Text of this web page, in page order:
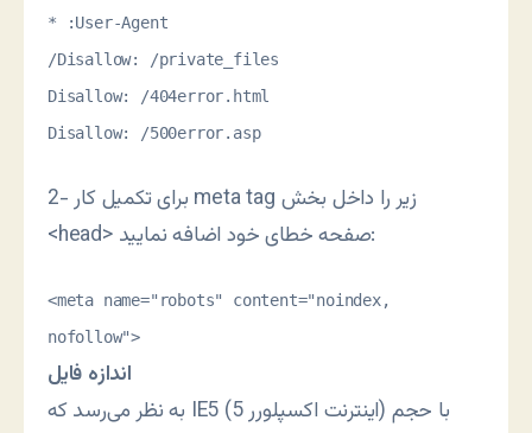
* :User-Agent
/Disallow: /private_files
Disallow: /404error.html
Disallow: /500error.asp
2- برای تکمیل کار meta tag زیر را داخل بخش
<head> صفحه خطای خود اضافه نمایید:
<meta name="robots" content="noindex,
nofollow">
اندازه فایل
به نظر می‌رسد که IE5 (اینترنت اکسپلورر 5) با حجم